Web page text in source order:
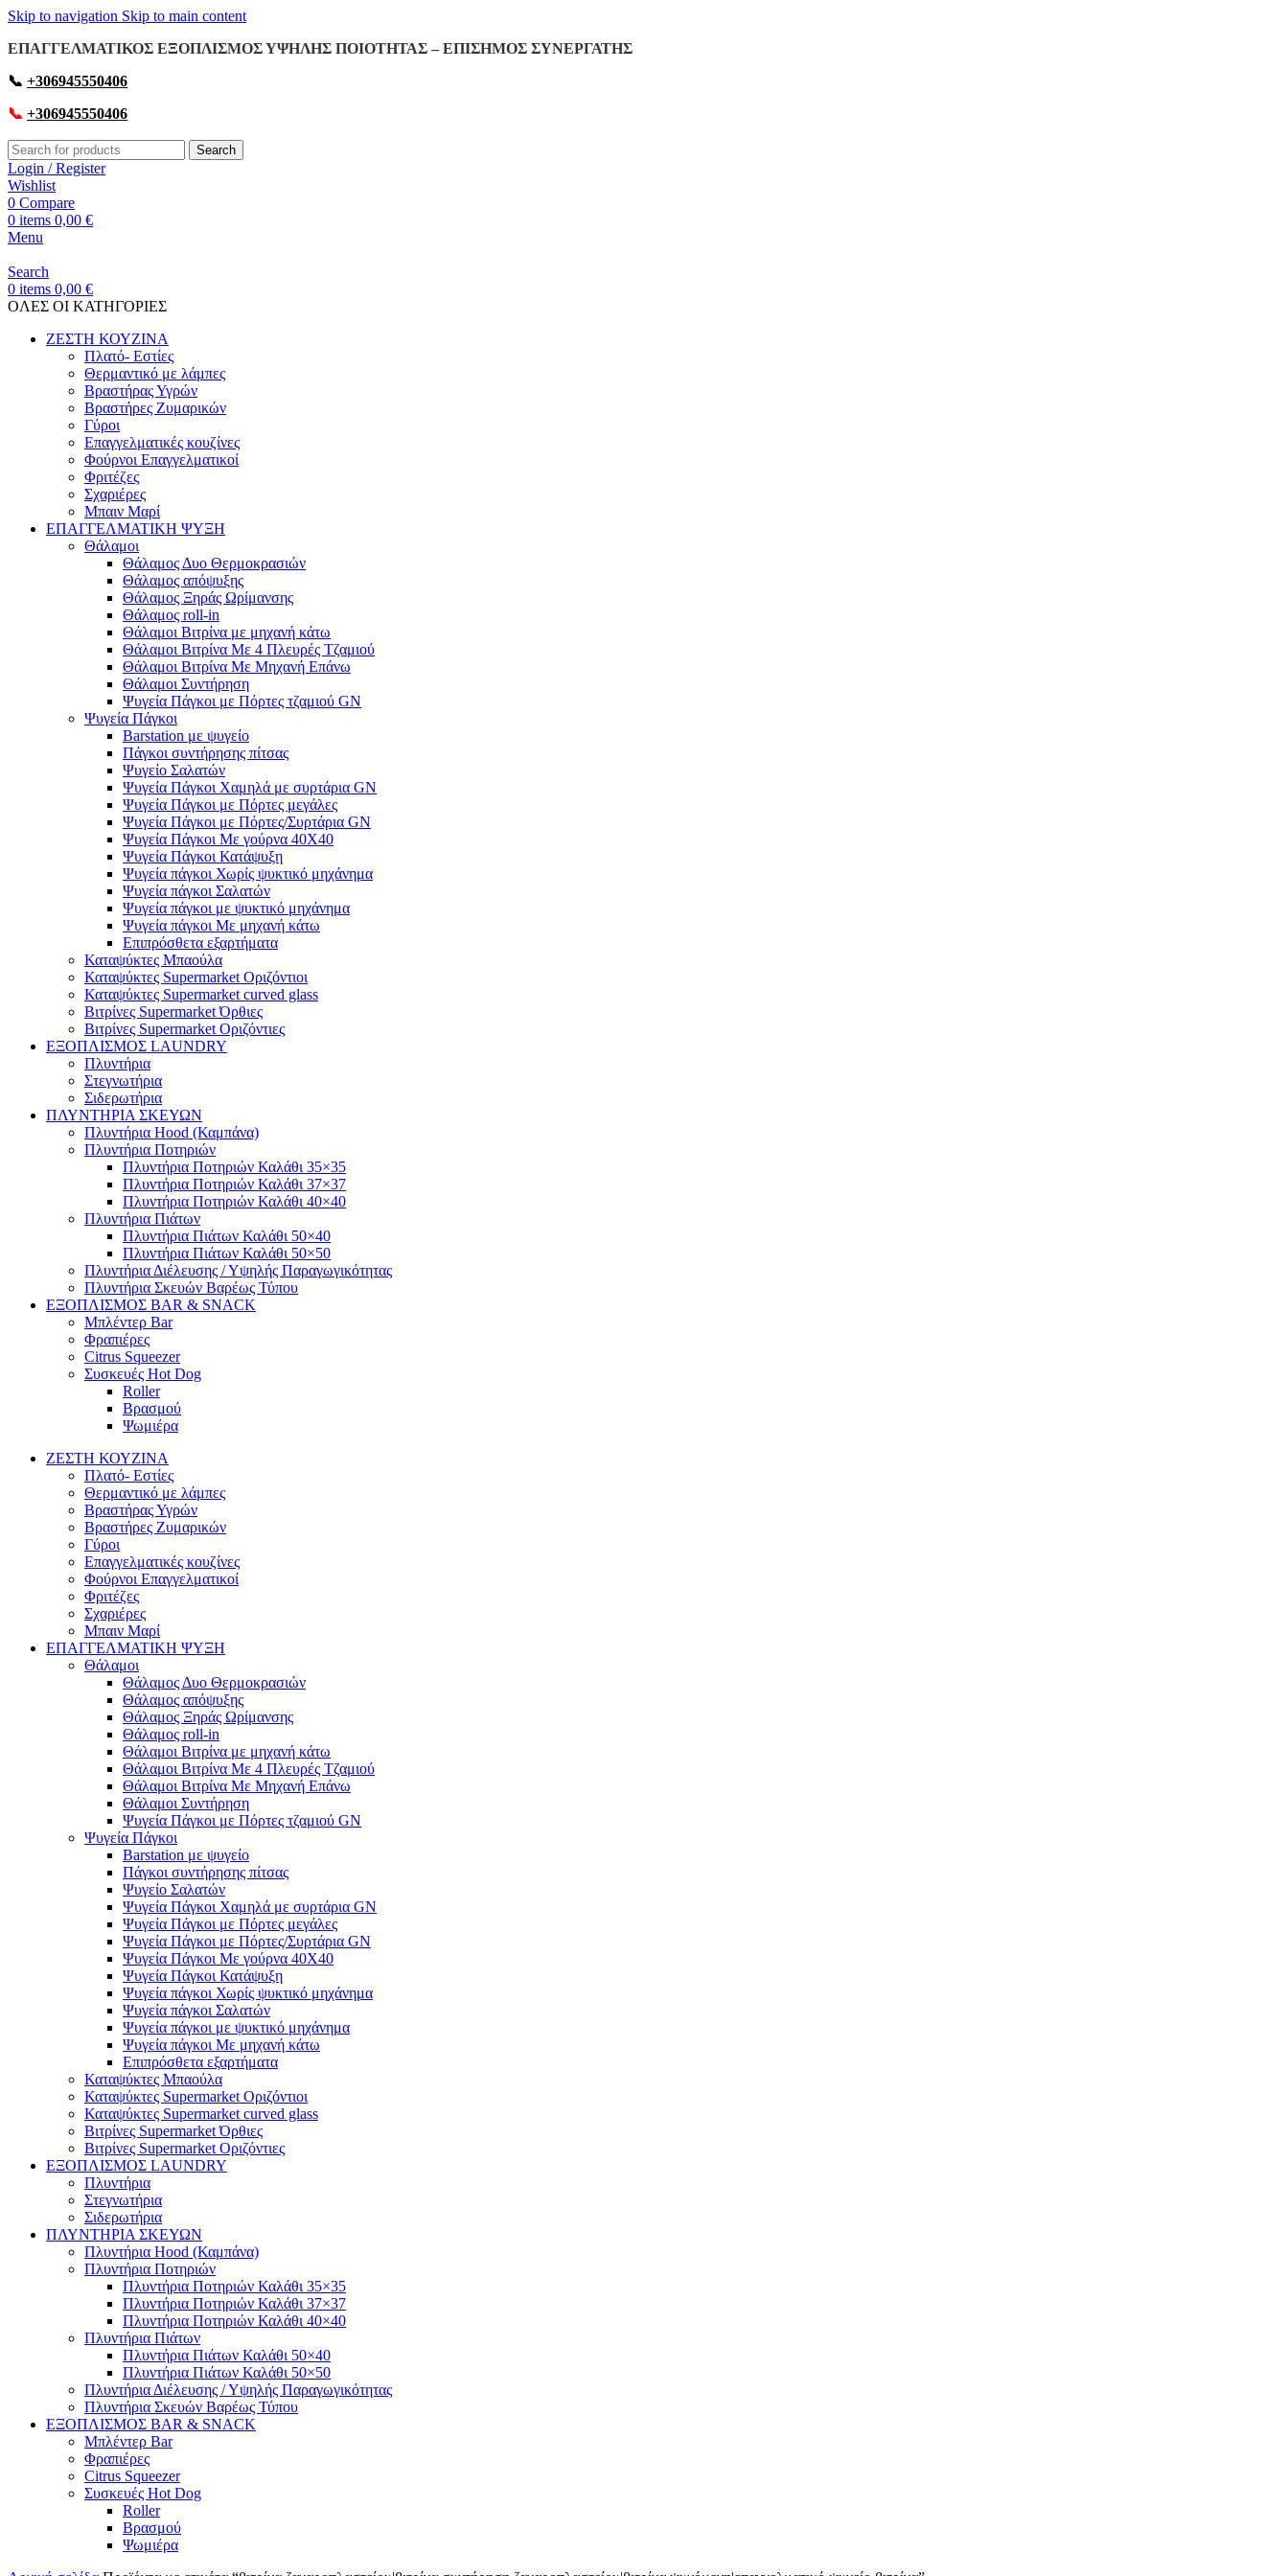
Skip to navigation Skip to main content
ΕΠΑΓΓΕΛΜΑΤΙΚΟΣ ΕΞΟΠΛΙΣΜΟΣ ΥΨΗΛΗΣ ΠΟΙΟΤΗΤΑΣ – ΕΠΙΣΗΜΟΣ ΣΥΝΕΡΓΑΤΗΣ
📞 +306945550406
📞 +306945550406
Search
Login / Register
Wishlist
0 Compare
0 items 0,00 €
Menu
Search
0 items 0,00 €
OΛΕΣ ΟΙ ΚΑΤΗΓΟΡΙΕΣ
ΖΕΣΤΗ ΚΟΥΖΙΝΑ
Πλατό- Εστίες
Θερμαντικό με λάμπες
Βραστήρας Υγρών
Βραστήρες Ζυμαρικών
Γύροι
Επαγγελματικές κουζίνες
Φούρνοι Επαγγελματικοί
Φριτέζες
Σχαριέρες
Μπαιν Μαρί
ΕΠΑΓΓΕΛΜΑΤΙΚΗ ΨΥΞΗ
Θάλαμοι
Θάλαμος Δυο Θερμοκρασιών
Θάλαμος απόψυξης
Θάλαμος Ξηράς Ωρίμανσης
Θάλαμος roll-in
Θάλαμοι Βιτρίνα με μηχανή κάτω
Θάλαμοι Βιτρίνα Με 4 Πλευρές Τζαμιού
Θάλαμοι Βιτρίνα Με Μηχανή Επάνω
Θάλαμοι Συντήρηση
Ψυγεία Πάγκοι με Πόρτες τζαμιού GN
Ψυγεία Πάγκοι
Barstation με ψυγείο
Πάγκοι συντήρησης πίτσας
Ψυγείο Σαλατών
Ψυγεία Πάγκοι Χαμηλά με συρτάρια GN
Ψυγεία Πάγκοι με Πόρτες μεγάλες
Ψυγεία Πάγκοι με Πόρτες/Συρτάρια GN
Ψυγεία Πάγκοι Με γούρνα 40Χ40
Ψυγεία Πάγκοι Κατάψυξη
Ψυγεία πάγκοι Χωρίς ψυκτικό μηχάνημα
Ψυγεία πάγκοι Σαλατών
Ψυγεία πάγκοι με ψυκτικό μηχάνημα
Ψυγεία πάγκοι Με μηχανή κάτω
Επιπρόσθετα εξαρτήματα
Καταψύκτες Μπαούλα
Καταψύκτες Supermarket Οριζόντιοι
Καταψύκτες Supermarket curved glass
Βιτρίνες Supermarket Όρθιες
Βιτρίνες Supermarket Οριζόντιες
ΕΞΟΠΛΙΣΜΟΣ LAUNDRY
Πλυντήρια
Στεγνωτήρια
Σιδερωτήρια
ΠΛΥΝΤΗΡΙΑ ΣΚΕΥΩΝ
Πλυντήρια Hood (Καμπάνα)
Πλυντήρια Ποτηριών
Πλυντήρια Ποτηριών Καλάθι 35×35
Πλυντήρια Ποτηριών Καλάθι 37×37
Πλυντήρια Ποτηριών Καλάθι 40×40
Πλυντήρια Πιάτων
Πλυντήρια Πιάτων Καλάθι 50×40
Πλυντήρια Πιάτων Καλάθι 50×50
Πλυντήρια Διέλευσης / Υψηλής Παραγωγικότητας
Πλυντήρια Σκευών Βαρέως Τύπου
ΕΞΟΠΛΙΣΜΟΣ BAR & SNACK
Μπλέντερ Bar
Φραπιέρες
Citrus Squeezer
Συσκευές Hot Dog
Roller
Βρασμού
Ψωμιέρα
ΖΕΣΤΗ ΚΟΥΖΙΝΑ
Πλατό- Εστίες
Θερμαντικό με λάμπες
Βραστήρας Υγρών
Βραστήρες Ζυμαρικών
Γύροι
Επαγγελματικές κουζίνες
Φούρνοι Επαγγελματικοί
Φριτέζες
Σχαριέρες
Μπαιν Μαρί
ΕΠΑΓΓΕΛΜΑΤΙΚΗ ΨΥΞΗ
Θάλαμοι
Θάλαμος Δυο Θερμοκρασιών
Θάλαμος απόψυξης
Θάλαμος Ξηράς Ωρίμανσης
Θάλαμος roll-in
Θάλαμοι Βιτρίνα με μηχανή κάτω
Θάλαμοι Βιτρίνα Με 4 Πλευρές Τζαμιού
Θάλαμοι Βιτρίνα Με Μηχανή Επάνω
Θάλαμοι Συντήρηση
Ψυγεία Πάγκοι με Πόρτες τζαμιού GN
Ψυγεία Πάγκοι
Barstation με ψυγείο
Πάγκοι συντήρησης πίτσας
Ψυγείο Σαλατών
Ψυγεία Πάγκοι Χαμηλά με συρτάρια GN
Ψυγεία Πάγκοι με Πόρτες μεγάλες
Ψυγεία Πάγκοι με Πόρτες/Συρτάρια GN
Ψυγεία Πάγκοι Με γούρνα 40Χ40
Ψυγεία Πάγκοι Κατάψυξη
Ψυγεία πάγκοι Χωρίς ψυκτικό μηχάνημα
Ψυγεία πάγκοι Σαλατών
Ψυγεία πάγκοι με ψυκτικό μηχάνημα
Ψυγεία πάγκοι Με μηχανή κάτω
Επιπρόσθετα εξαρτήματα
Καταψύκτες Μπαούλα
Καταψύκτες Supermarket Οριζόντιοι
Καταψύκτες Supermarket curved glass
Βιτρίνες Supermarket Όρθιες
Βιτρίνες Supermarket Οριζόντιες
ΕΞΟΠΛΙΣΜΟΣ LAUNDRY
Πλυντήρια
Στεγνωτήρια
Σιδερωτήρια
ΠΛΥΝΤΗΡΙΑ ΣΚΕΥΩΝ
Πλυντήρια Hood (Καμπάνα)
Πλυντήρια Ποτηριών
Πλυντήρια Ποτηριών Καλάθι 35×35
Πλυντήρια Ποτηριών Καλάθι 37×37
Πλυντήρια Ποτηριών Καλάθι 40×40
Πλυντήρια Πιάτων
Πλυντήρια Πιάτων Καλάθι 50×40
Πλυντήρια Πιάτων Καλάθι 50×50
Πλυντήρια Διέλευσης / Υψηλής Παραγωγικότητας
Πλυντήρια Σκευών Βαρέως Τύπου
ΕΞΟΠΛΙΣΜΟΣ BAR & SNACK
Μπλέντερ Bar
Φραπιέρες
Citrus Squeezer
Συσκευές Hot Dog
Roller
Βρασμού
Ψωμιέρα